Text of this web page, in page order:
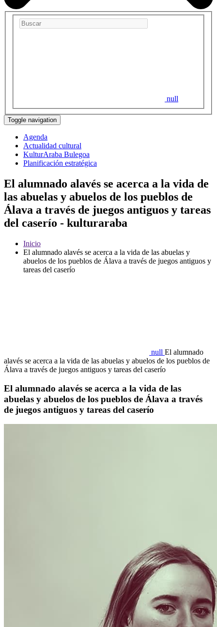
null
Toggle navigation
Agenda
Actualidad cultural
KulturAraba Bulegoa
Planificación estratégica
El alumnado alavés se acerca a la vida de
las abuelas y abuelos de los pueblos de
Álava a través de juegos antiguos y tareas
del caserío - kulturaraba
Inicio
El alumnado alavés se acerca a la vida de las abuelas y
abuelos de los pueblos de Álava a través de juegos antiguos y
tareas del caserío
null El alumnado
alavés se acerca a la vida de las abuelas y abuelos de los pueblos de
Álava a través de juegos antiguos y tareas del caserío
El alumnado alavés se acerca a la vida de las
abuelas y abuelos de los pueblos de Álava a través
de juegos antiguos y tareas del caserío